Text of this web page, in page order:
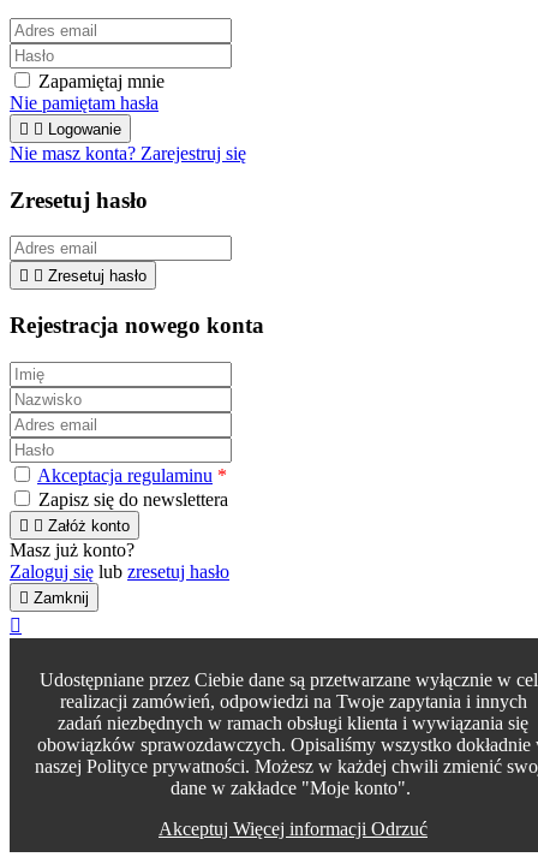
Zapamiętaj mnie
Nie pamiętam hasła
  Logowanie
Nie masz konta? Zarejestruj się
Zresetuj hasło
  Zresetuj hasło
Rejestracja nowego konta
Akceptacja regulaminu *
Zapisz się do newslettera
  Załóż konto
Masz już konto?
Zaloguj się lub zresetuj hasło
 Zamknij

Udostępniane przez Ciebie dane są przetwarzane wyłącznie w
realizacji zamówień, odpowiedzi na Twoje zapytania i innych
zadań niezbędnych w ramach obsługi klienta i wywiązania się
obowiązków sprawozdawczych. Opisaliśmy wszystko dokładnie
naszej Polityce prywatności. Możesz w każdej chwili zmienić
dane w zakładce "Moje konto".
Akceptuj Więcej informacji Odrzuć